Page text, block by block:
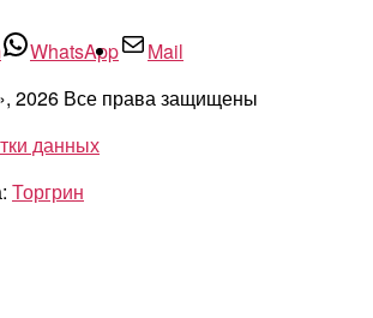
WhatsApp
Mail
2026 Все права защищены
данных
Торгрин